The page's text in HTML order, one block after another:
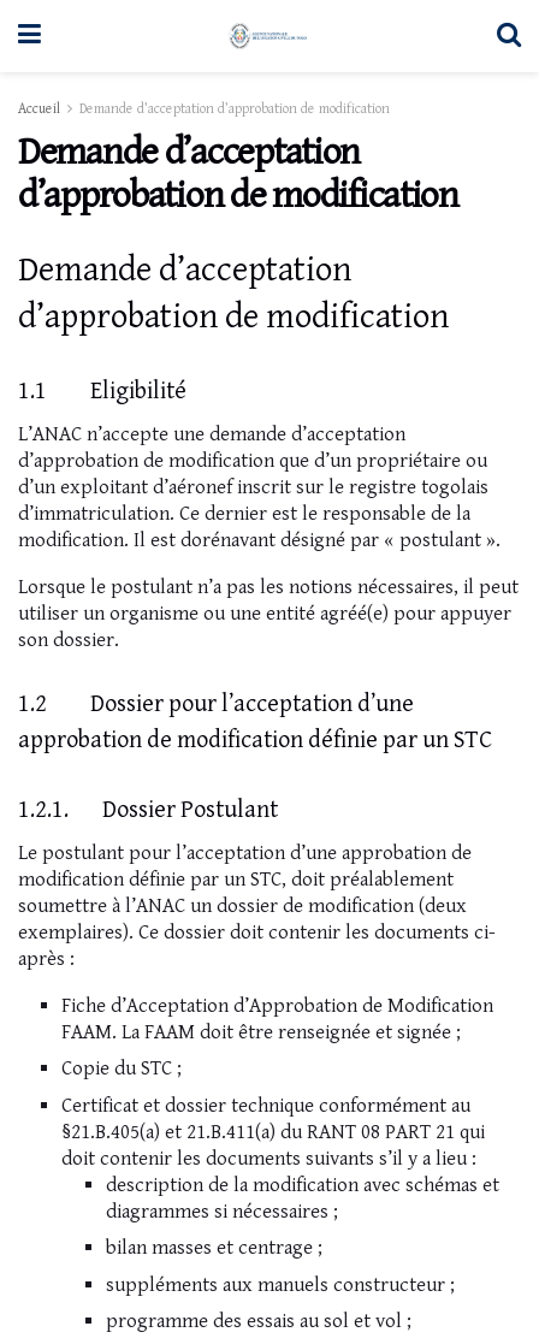
Accueil Demande d’acceptation d’approbation de modification
Demande d’acceptation
d’approbation de modification
Demande d’acceptation
d’approbation de modification
1.1 Eligibilité
L’ANAC n’accepte une demande d’acceptation
d’approbation de modification que d’un propriétaire ou
d’un exploitant d’aéronef inscrit sur le registre togolais
d’immatriculation. Ce dernier est le responsable de la
modification. Il est dorénavant désigné par « postulant ».
Lorsque le postulant n’a pas les notions nécessaires, il peut
utiliser un organisme ou une entité agréé(e) pour appuyer
son dossier.
1.2 Dossier pour l’acceptation d’une
approbation de modification définie par un STC
1.2.1. Dossier Postulant
Le postulant pour l’acceptation d’une approbation de
modification définie par un STC, doit préalablement
soumettre à l’ANAC un dossier de modification (deux
exemplaires). Ce dossier doit contenir les documents ci-
après :
Fiche d’Acceptation d’Approbation de Modification
FAAM. La FAAM doit être renseignée et signée ;
Copie du STC ;
Certificat et dossier technique conformément au
§21.B.405(a) et 21.B.411(a) du RANT 08 PART 21 qui
doit contenir les documents suivants s’il y a lieu :
description de la modification avec schémas et
diagrammes si nécessaires ;
bilan masses et centrage ;
suppléments aux manuels constructeur ;
programme des essais au sol et vol ;